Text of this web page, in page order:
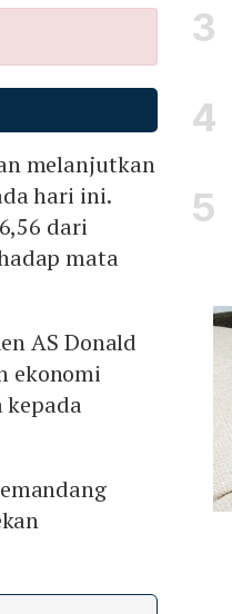
melanjutkan
hari ini.
dari
mata
AS Donald
ekonomi
kepada